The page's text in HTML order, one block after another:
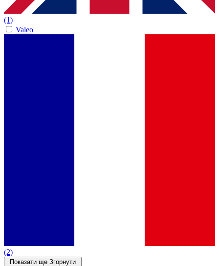
(1)
Valeo
(2)
Показати ще Згорнути